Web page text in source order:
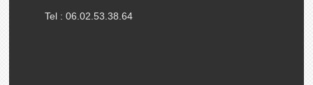
Tel : 06.02.53.38.64